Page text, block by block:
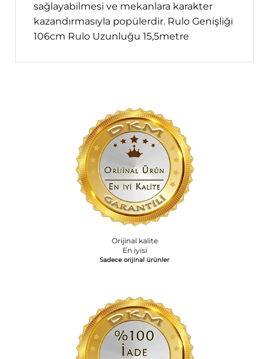
sağlayabilmesi ve mekanlara karakter
kazandırmasıyla popülerdir. Rulo Genişliği
106cm Rulo Uzunluğu 15,5metre
Orijinal kalite
En iyisi
Sadece orijinal ürünler